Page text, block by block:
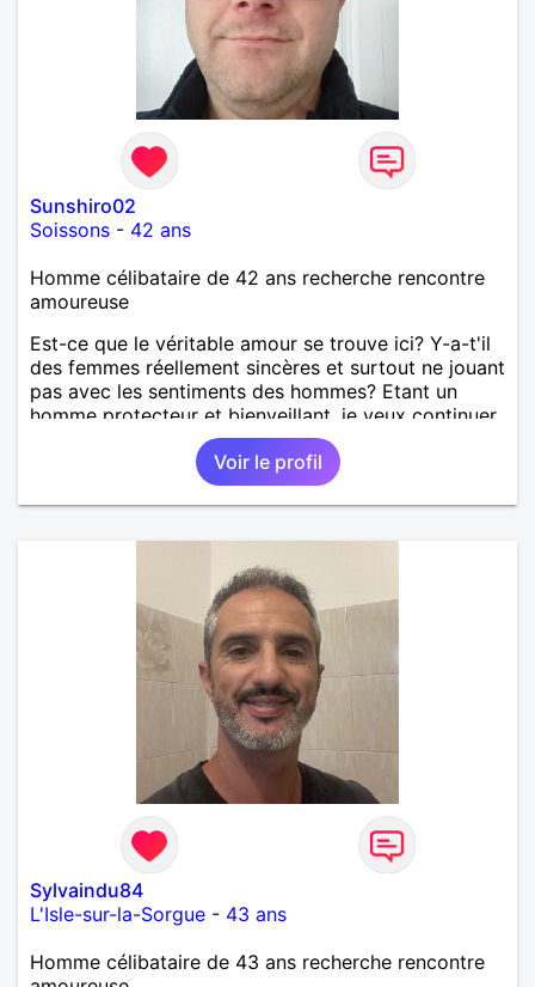
Sunshiro02
Soissons - 42 ans
Homme célibataire de 42 ans recherche rencontre
amoureuse
Est-ce que le véritable amour se trouve ici? Y-a-t'il
des femmes réellement sincères et surtout ne jouant
pas avec les sentiments des hommes? Etant un
homme protecteur et bienveillant, je veux continuer
d'y croire et pouvoir enfin former la petite famille
que je désir temps. Faux profil, profiteuse et autres
joyeuseté passer votre chemin, vous ne
m'intéressez pas du tout!
Voir le profil
Sylvaindu84
L'Isle-sur-la-Sorgue - 43 ans
Homme célibataire de 43 ans recherche rencontre